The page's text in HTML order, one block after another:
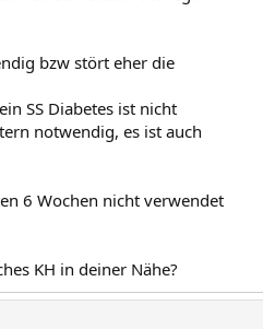
bzw stört eher die
SS Diabetes ist nicht
notwendig, es ist auch
6 Wochen nicht verwendet
KH in deiner Nähe?